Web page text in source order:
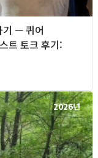
기 — 퀴어
트 토크 후기:
2026년